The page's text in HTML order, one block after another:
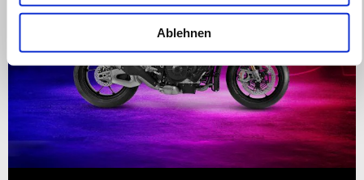
Ablehnen